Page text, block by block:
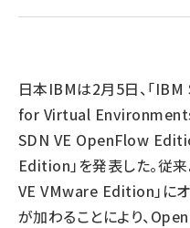
日本IBMは2月5日、「
for Virtual Environments
SDN VE OpenFlow
Edition」を発表した。従
VE VMware Edition」に
が加わることにより、